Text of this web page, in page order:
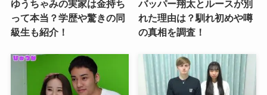
ゆうちゃみの実家は金持ち
って本当？学歴や驚きの同
級生も紹介！
バッパー翔太とルースが別
れた理由は？馴れ初めや噂
の真相を調査！